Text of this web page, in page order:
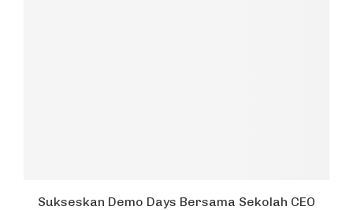
Sukseskan Demo Days Bersama Sekolah CEO